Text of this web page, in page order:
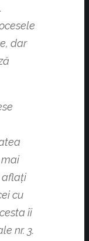
dar
aflați
cu
îi
nr. 3.